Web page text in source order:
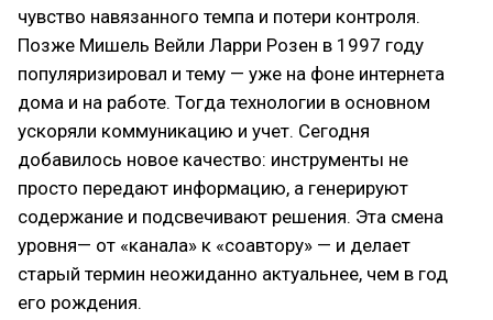
чувство навязанного темпа и потери контроля.
Позже Мишель Вейли Ларри Розен в 1997 году
популяризировал и тему — уже на фоне интернета
дома и на работе. Тогда технологии в основном
ускоряли коммуникацию и учет. Сегодня
добавилось новое качество: инструменты не
просто передают информацию, а генерируют
содержание и подсвечивают решения. Эта смена
уровня— от «канала» к «соавтору» — и делает
старый термин неожиданно актуальнее, чем в год
его рождения.